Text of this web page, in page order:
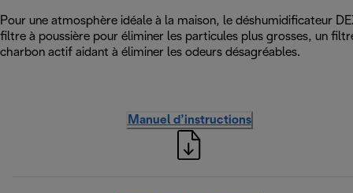
Pour une atmosphère idéale à la maison, le déshumidificateur
filtre à poussière pour éliminer les particules plus grosses, un
charbon actif aidant à éliminer les odeurs désagréables.
Manuel d’instructions